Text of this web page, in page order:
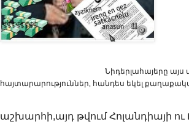
Նիդերլահայերը այս առիթով
հայտարարություններ, հանդես եկել
աշխարհի,այդ թվում Հոլանդիայի ու